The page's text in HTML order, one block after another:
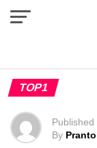
TOP1
Published
By Pranto